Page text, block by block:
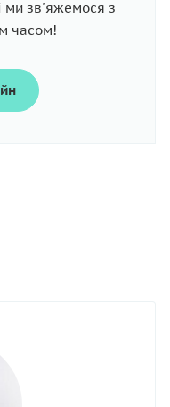
ми зв'яжемося з
часом!